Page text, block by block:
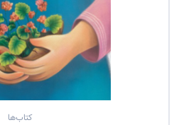
کتاب‌ها